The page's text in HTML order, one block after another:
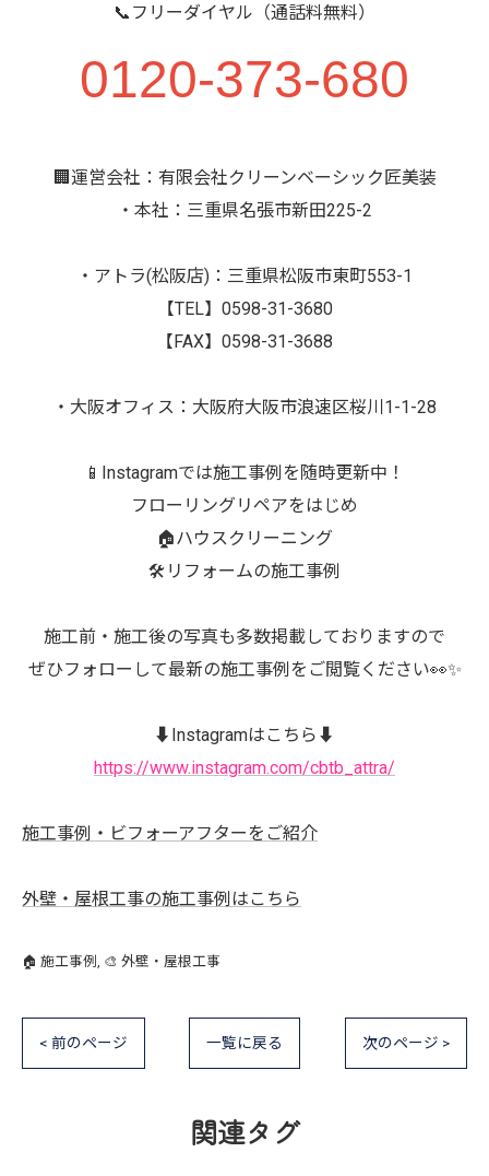
📞フリーダイヤル（通話料無料）
0120-373-680
🏢運営会社：有限会社クリーンベーシック匠美装
・本社：三重県名張市新田225-2
・アトラ(松阪店)：三重県松阪市東町553-1
【TEL】0598-31-3680
【FAX】0598-31-3688
・大阪オフィス：大阪府大阪市浪速区桜川1-1-28
📱Instagramでは施工事例を随時更新中！
フローリングリペアをはじめ
🏠ハウスクリーニング
🛠️リフォームの施工事例
施工前・施工後の写真も多数掲載しておりますので
ぜひフォローして最新の施工事例をご閲覧ください👀✨
⬇️Instagramはこちら⬇️
https://www.instagram.com/cbtb_attra/
施工事例・ビフォーアフターをご紹介
外壁・屋根工事の施工事例はこちら
🏠 施工事例 🎨 外壁・屋根工事
< 前のページ 一覧に戻る 次のページ >
関連タグ